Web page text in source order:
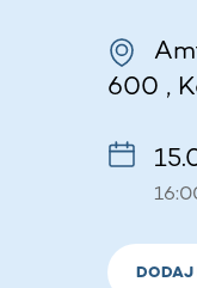
600 ,
DODAJ